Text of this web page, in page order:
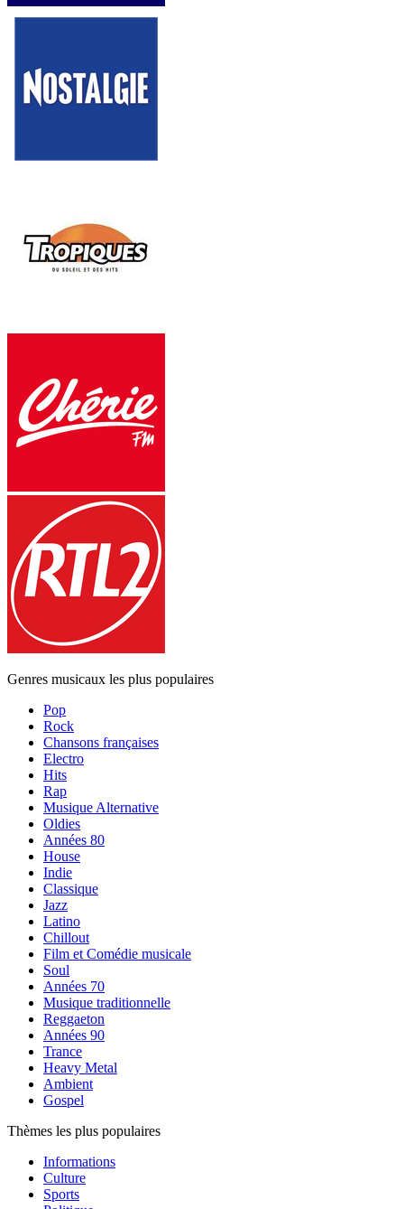
Genres musicaux les plus populaires
Pop
Rock
Chansons françaises
Electro
Hits
Rap
Musique Alternative
Oldies
Années 80
House
Indie
Classique
Jazz
Latino
Chillout
Film et Comédie musicale
Soul
Années 70
Musique traditionnelle
Reggaeton
Années 90
Trance
Heavy Metal
Ambient
Gospel
Thèmes les plus populaires
Informations
Culture
Sports